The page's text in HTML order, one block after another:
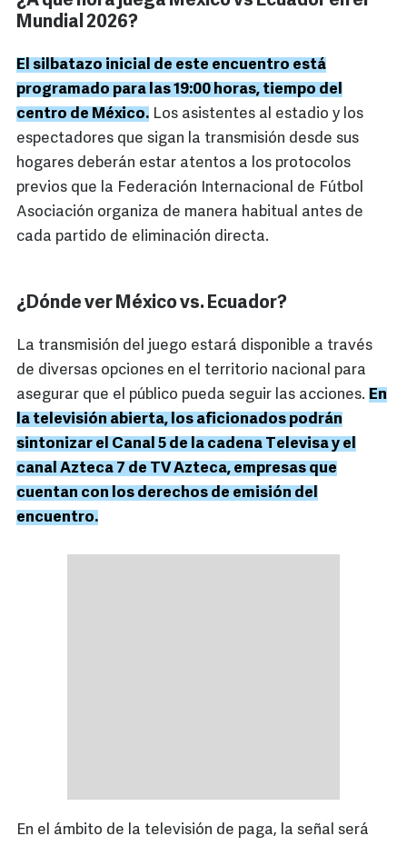
Mundial 2026?
El silbatazo inicial de este encuentro está
programado para las 19:00 horas, tiempo del
centro de México. Los asistentes al estadio y los
espectadores que sigan la transmisión desde sus
hogares deberán estar atentos a los protocolos
previos que la Federación Internacional de Fútbol
Asociación organiza de manera habitual antes de
cada partido de eliminación directa.
¿Dónde ver México vs. Ecuador?
La transmisión del juego estará disponible a través
de diversas opciones en el territorio nacional para
asegurar que el público pueda seguir las acciones. En
la televisión abierta, los aficionados podrán
sintonizar el Canal 5 de la cadena Televisa y el
canal Azteca 7 de TV Azteca, empresas que
cuentan con los derechos de emisión del
encuentro.
En el ámbito de la televisión de paga, la señal será